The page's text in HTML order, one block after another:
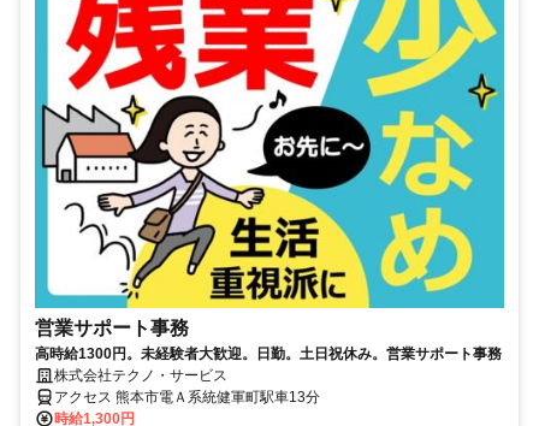
営業サポート事務
高時給1300円。未経験者大歓迎。日勤。土日祝休み。営業サポート事務
株式会社テクノ・サービス
アクセス 熊本市電Ａ系統健軍町駅車13分
時給1,300円